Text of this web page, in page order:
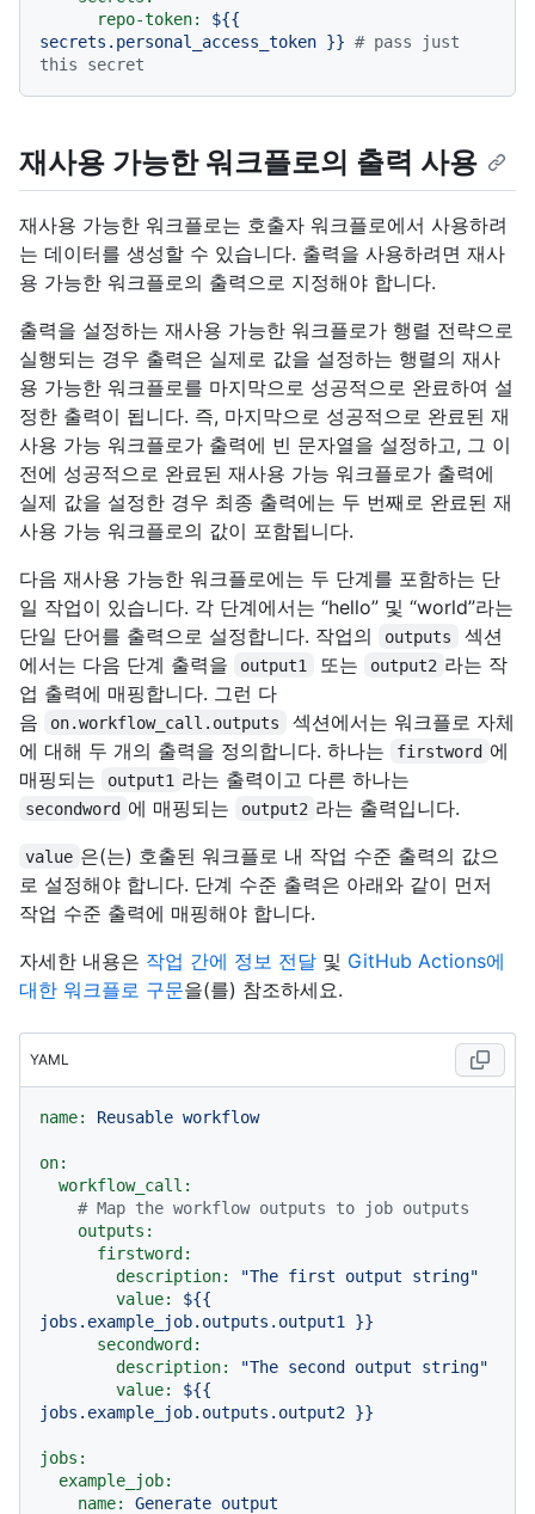
repo-token:
${{
secrets.personal_access_token }} # pass just
this secret
재사용 가능한 워크플로의 출력 사용
재사용 가능한 워크플로는 호출자 워크플로에서 사용하려
는 데이터를 생성할 수 있습니다. 출력을 사용하려면 재사
용 가능한 워크플로의 출력으로 지정해야 합니다.
출력을 설정하는 재사용 가능한 워크플로가 행렬 전략으로
실행되는 경우 출력은 실제로 값을 설정하는 행렬의 재사
용 가능한 워크플로를 마지막으로 성공적으로 완료하여 설
정한 출력이 됩니다. 즉, 마지막으로 성공적으로 완료된 재
사용 가능 워크플로가 출력에 빈 문자열을 설정하고, 그 이
전에 성공적으로 완료된 재사용 가능 워크플로가 출력에
실제 값을 설정한 경우 최종 출력에는 두 번째로 완료된 재
사용 가능 워크플로의 값이 포함됩니다.
다음 재사용 가능한 워크플로에는 두 단계를 포함하는 단
일 작업이 있습니다. 각 단계에서는 “hello” 및 “world”라는
단일 단어를 출력으로 설정합니다. 작업의
outputs
섹션
에서는 다음 단계 출력을
output1 또는 output2 라는 작
업 출력에 매핑합니다. 그런 다
음
on.workflow_call.outputs
섹션에서는 워크플로 자체
에 대해 두 개의 출력을 정의합니다. 하나는
firstword 에
매핑되는
output1 라는 출력이고 다른 하나는
secondword 에 매핑되는 output2 라는 출력입니다.
value 은(는) 호출된 워크플로 내 작업 수준 출력의 값으
로 설정해야 합니다. 단계 수준 출력은 아래와 같이 먼저
작업 수준 출력에 매핑해야 합니다.
자세한 내용은 작업 간에 정보 전달 및 GitHub Actions에
대한 워크플로 구문을(를) 참조하세요.
YAML
name: Reusable workflow
on:
workflow_call:
# Map the workflow outputs to job outputs
outputs:
firstword:
description:
"The first output string"
value:
${{
jobs.example_job.outputs.output1
}}
secondword:
description:
"The second output string"
value:
${{
jobs.example_job.outputs.output2 }}
jobs:
example_job:
name:
Generate output